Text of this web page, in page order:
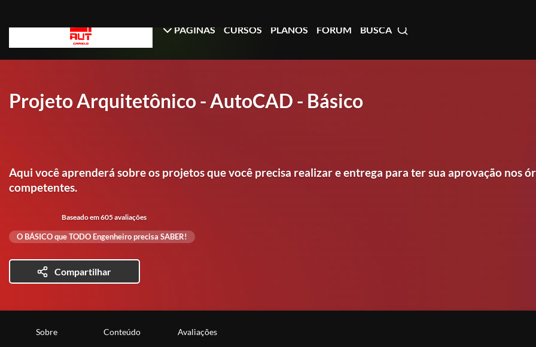
PÁGINAS CURSOS PLANOS FÓRUM BUSCA
Projeto Arquitetônico - AutoCAD - Básico
Aqui você aprenderá sobre os projetos que você precisa realizar e entrega para ter sua aprovação nos
competentes.
Baseado em 605 avaliações
O BÁSICO que TODO Engenheiro precisa SABER!
Compartilhar
Sobre Conteúdo Avaliações